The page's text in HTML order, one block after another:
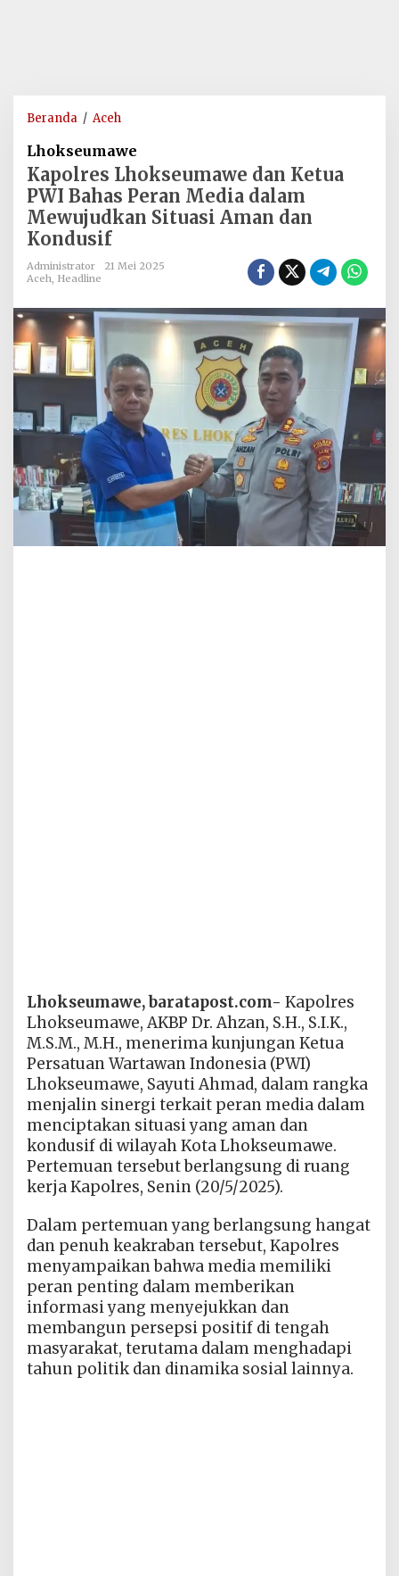
Beranda / Aceh
dan
Ketua
PWI
Bahas
dalam
Situasi
Aman
dan
Kondusif
Lhokseumawe
Kapolres Lhokseumawe dan Ketua
PWI Bahas Peran Media dalam
Mewujudkan Situasi Aman dan
Kondusif
Administrator
21 Mei 2025
Aceh, Headline
Lhokseumawe, baratapost.com- Kapolres
Lhokseumawe, AKBP Dr. Ahzan, S.H., S.I.K.,
M.S.M., M.H., menerima kunjungan Ketua
Persatuan Wartawan Indonesia (PWI)
Lhokseumawe, Sayuti Ahmad, dalam rangka
menjalin sinergi terkait peran media dalam
menciptakan situasi yang aman dan
kondusif di wilayah Kota Lhokseumawe.
Pertemuan tersebut berlangsung di ruang
kerja Kapolres, Senin (20/5/2025).
Dalam pertemuan yang berlangsung hangat
dan penuh keakraban tersebut, Kapolres
menyampaikan bahwa media memiliki
peran penting dalam memberikan
informasi yang menyejukkan dan
membangun persepsi positif di tengah
masyarakat, terutama dalam menghadapi
tahun politik dan dinamika sosial lainnya.